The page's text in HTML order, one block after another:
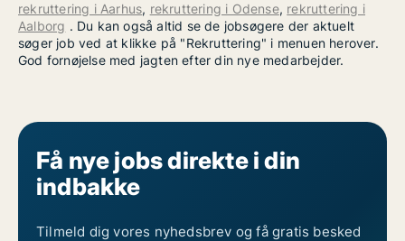
rekruttering i Aarhus, rekruttering i Odense, rekruttering i
Aalborg . Du kan også altid se de jobsøgere der aktuelt
søger job ved at klikke på "Rekruttering" i menuen herover.
God fornøjelse med jagten efter din nye medarbejder.
Få nye jobs direkte i din
indbakke
Tilmeld dig vores nyhedsbrev og få gratis besked